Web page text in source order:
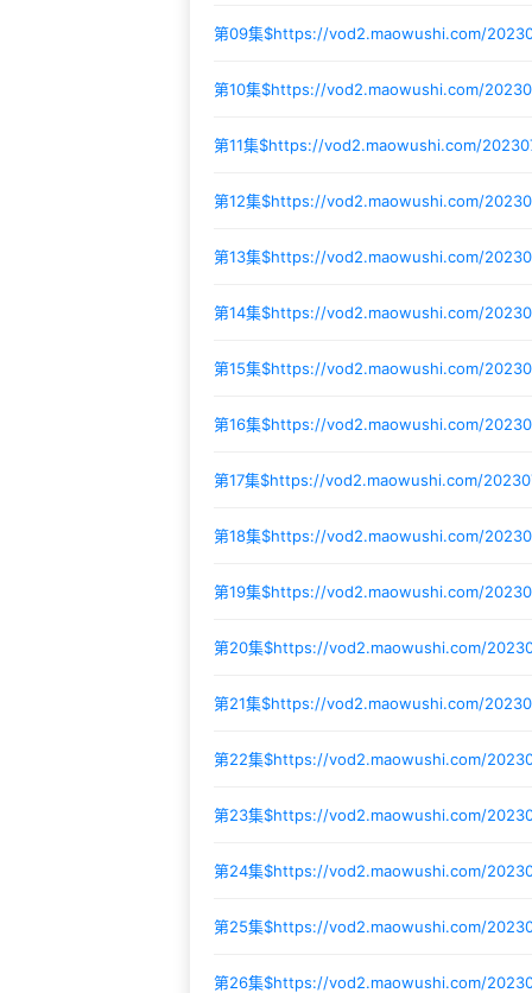
第09集$https://vod2.maowushi.com/
第10集$https://vod2.maowushi.com/
第11集$https://vod2.maowushi.com/
第12集$https://vod2.maowushi.com/
第13集$https://vod2.maowushi.com/
第14集$https://vod2.maowushi.com/
第15集$https://vod2.maowushi.com/
第16集$https://vod2.maowushi.com/
第17集$https://vod2.maowushi.com/
第18集$https://vod2.maowushi.com/
第19集$https://vod2.maowushi.com/
第20集$https://vod2.maowushi.com/
第21集$https://vod2.maowushi.com/
第22集$https://vod2.maowushi.com/
第23集$https://vod2.maowushi.com/
第24集$https://vod2.maowushi.com/
第25集$https://vod2.maowushi.com/
第26集$https://vod2.maowushi.com/